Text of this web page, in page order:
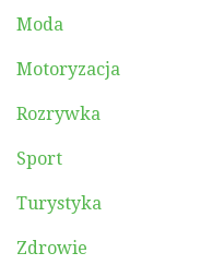
Moda
Motoryzacja
Rozrywka
Sport
Turystyka
Zdrowie